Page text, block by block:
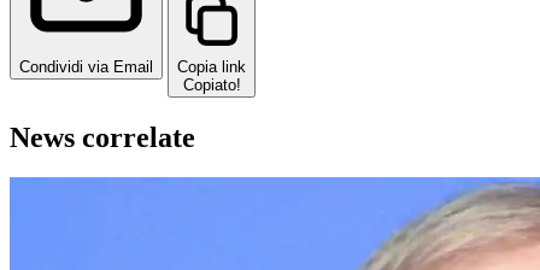
Condividi via Email
Copia link
Copiato!
News correlate